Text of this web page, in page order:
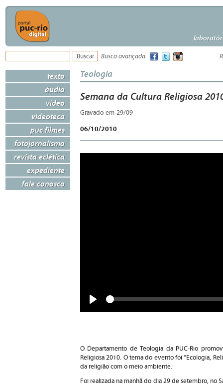
Busca avançada
texto
áudio
vídeo
videoteca
puc filmes
fotojornalismo
revista eclética
expediente
fale conosco
Teologia
Semana da Cultura Religiosa
Gravado em 29/09
06/10/2010
Seek
O Departamento de Teologia da PUC-Rio
Religiosa 2010. O tema do evento foi “Ecologia,
da religião com o meio ambiente.
Foi realizada na manhã do dia 29 de setembro, no